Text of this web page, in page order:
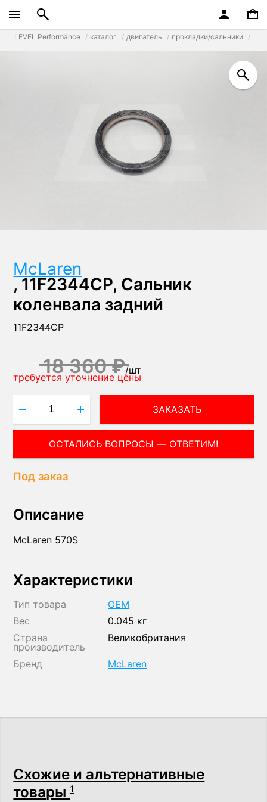
LEVEL Performance каталог двигатель прокладки/сальники
McLaren
, 11F2344CP, Сальник
коленвала задний
11F2344CP
18 360 ₽/шт
требуется уточнение цены
ЗАКАЗАТЬ
Под заказ
Описание
McLaren 570S
Характеристики
Тип товара
OEM
Вес
0.045 кг
Страна
производитель
Великобритания
Бренд McLaren
Схожие и альтернативные
товары1